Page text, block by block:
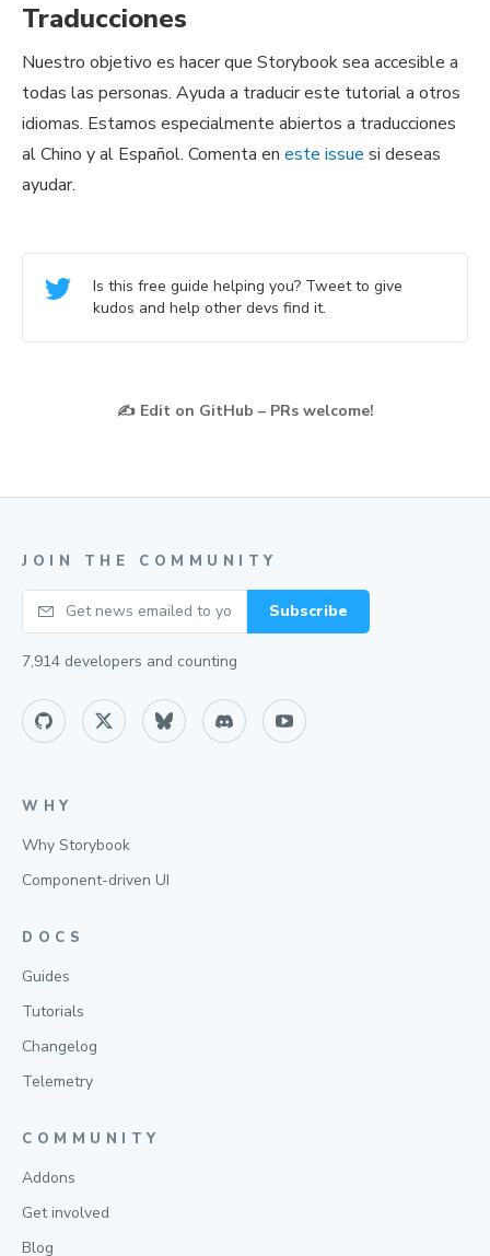
Traducciones
Nuestro objetivo es hacer que Storybook sea accesible a
todas las personas. Ayuda a traducir este tutorial a otros
idiomas. Estamos especialmente abiertos a traducciones
al Chino y al Español. Comenta en este issue si deseas
ayudar.
Is this free guide helping you? Tweet to give
kudos and help other devs find it.
✍️ Edit on GitHub – PRs welcome!
JOIN THE COMMUNITY
Your email Subscribe
7,914 developers and counting
WHY
Why Storybook
Component-driven UI
DOCS
Guides
Tutorials
Changelog
Telemetry
COMMUNITY
Addons
Get involved
Blog